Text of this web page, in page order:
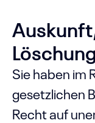
Sie haben im
gesetzlichen
Recht auf